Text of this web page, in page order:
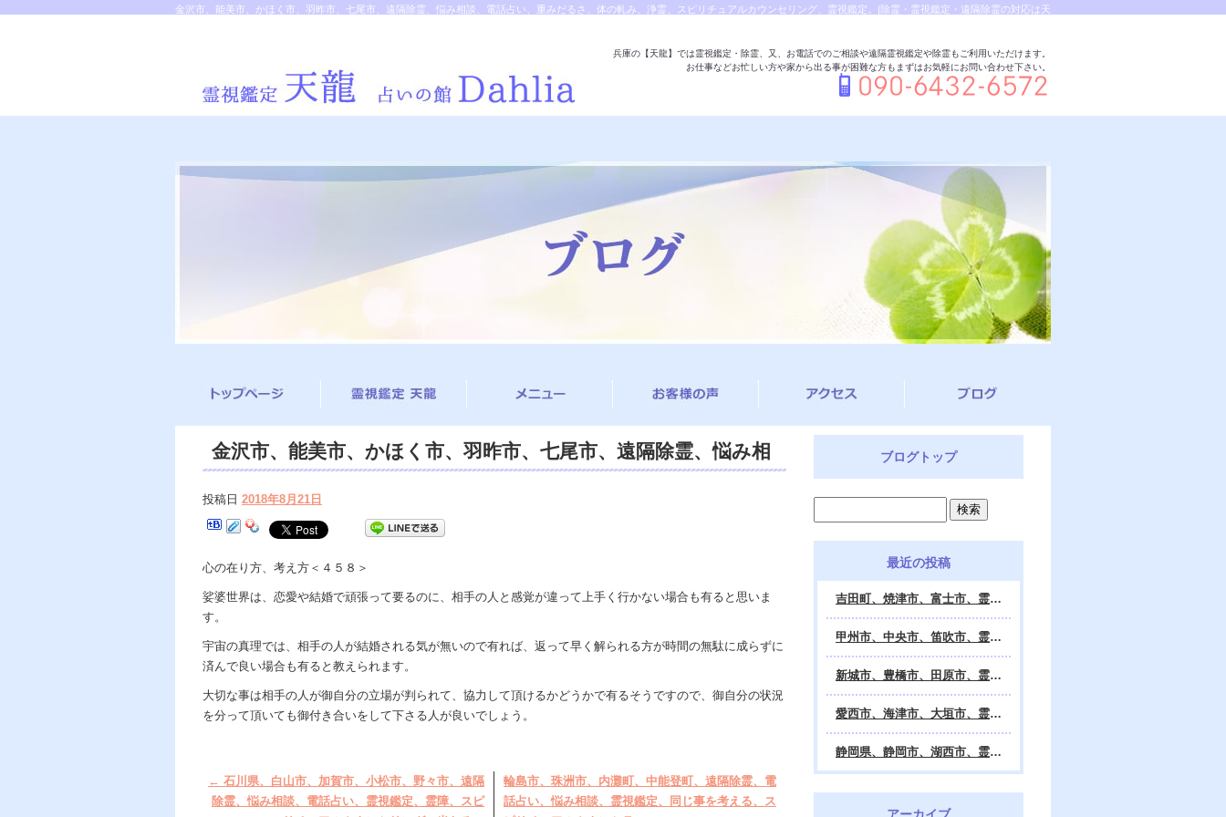
金沢市、能美市、かほく市、羽昨市、七尾市、遠隔除霊、悩み相談、電話占い、重みだるさ、体の軋み、浄霊、スピリチュアルカウンセリング、霊視鑑定。|除霊・霊視鑑定・遠隔除霊の対応は天
兵庫の【天龍】では霊視鑑定・除霊、又、お電話でのご相談や遠隔霊視鑑定や除霊もご利用いただけます。
お仕事などお忙しい方や家から出る事が困難な方もまずはお気軽にお問い合わせ下さい。
金沢市、能美市、かほく市、羽昨市、七尾市、遠隔除霊、悩み相
ウンセリング、霊視鑑定。
投稿日 2018年8月21日
心の在り方、考え方＜４５８＞
娑婆世界は、恋愛や結婚で頑張って要るのに、相手の人と感覚が違って上手く行かない場合も有ると思いま
す。
宇宙の真理では、相手の人が結婚される気が無いので有れば、返って早く解られる方が時間の無駄に成らずに
済んで良い場合も有ると教えられます。
大切な事は相手の人が御自分の立場が判られて、協力して頂けるかどうかで有るそうですので、御自分の状況
を分って頂いても御付き合いをして下さる人が良いでしょう。
← 石川県、白山市、加賀市、小松市、野々市、遠隔
除霊、悩み相談、電話占い、霊視鑑定、霊障、スピ
輪島市、珠洲市、内灘町、中能登町、遠隔除霊、電
話占い、悩み相談、霊視鑑定、同じ事を考える、ス
ブログトップ
最近の投稿
吉田町、焼津市、富士市、霊視鑑定 天龍・占いの館 Dahlia、対面・電話・オンライン鑑定、除霊、霊視鑑定、遠隔 除霊 口コミ、浄霊、交霊、祈祷、御祓い、四柱推命、姓名判断・九星気学・易・タロット・手相・数秘術・動物占い・姓名学・命運鑑定、開運、不安・苦痛・恐怖、悩み相談、スピリチュアルカウンセラー、ヒーリング、霊気治療、霊能力者、霊媒師、天龍知裕著、幸せを求めて、天の神様 VS 地獄の神様、宇宙の真理で未来は希望の光、この世で天国 あの世で天国、天龍知裕ブログ。
甲州市、中央市、笛吹市、霊視鑑定 天龍・占いの館 Dahlia、対面・電話・オンライン鑑定、除霊、霊視鑑定、遠隔 除霊 口コミ、浄霊、交霊、祈祷、御祓い、四柱推命、姓名判断・九星気学・易・タロット・手相・数秘術・動物占い・姓名学・命運鑑定、開運、不安・苦痛・恐怖、悩み相談、スピリチュアルカウンセラー、ヒーリング、霊気治療、霊能力者、霊媒師、天龍知裕著、幸せを求めて、天の神様 VS 地獄の神様、宇宙の真理で未来は希望の光、この世で天国 あの世で天国、天龍知裕ブログ。
新城市、豊橋市、田原市、霊視鑑定 天龍・占いの館 Dahlia、対面・電話・オンライン鑑定、除霊、霊視鑑定、遠隔 除霊 口コミ、浄霊、交霊、祈祷、御祓い、四柱推命、姓名判断・九星気学・易・タロット・手相・数秘術・動物占い・姓名学・命運鑑定、開運、不安・苦痛・恐怖、悩み相談、スピリチュアルカウンセラー、ヒーリング、霊能力者、霊媒師、天龍知裕著、幸せを求めて、天の神様 VS 地獄の神様、宇宙の真理で未来は希望の光、この世で天国 あの世で天国、天龍知裕ブログ。
愛西市、海津市、大垣市、霊視鑑定 天龍・占いの館 Dahlia、対面・電話・オンライン鑑定、遠隔 除霊 口コミ、浄霊、交霊、祈祷、御祓い、四柱推命、姓名判断・九星気学・易・タロット・手相・数秘術・動物占い・姓名学・命運鑑定、開運、不安・苦痛・恐怖、悩み相談、スピリチュアルカウンセラー、ヒーリング、霊能力者、霊媒師、天龍知裕著、幸せを求めて、天の神様 VS 地獄の神様、宇宙の真理で未来は希望の光、この世で天国 あの世で天国、天龍知裕ブログ。
静岡県、静岡市、湖西市、霊視鑑定 天龍・占いの館 Dahlia、対面・電話・オンライン鑑定、除霊、霊視鑑定、遠隔 除霊 口コミ、浄霊、交霊、祈祷、御祓い、四柱推命、姓名判断・九星気学・易・タロット・手相・数秘術・動物占い・姓名学・命運鑑定、開運、不安・苦痛・恐怖、悩み相談、スピリチュアルカウンセラー、ヒーリング、霊気治療、霊能力者、霊媒師、天龍知裕著、幸せを求めて、天の神様 VS 地獄の神様、宇宙の真理で未来は希望の光、この世で天国 あの世で天国、天龍知裕ブログ。